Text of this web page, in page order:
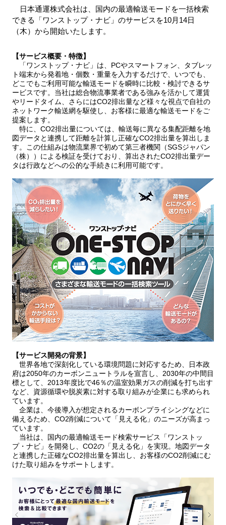
日本通運株式会社は、国内の最適輸送モードを一括検索
できる「ワンストップ・ナビ」のサービスを10月14日
（木）から開始いたします。
【サービス概要・特徴】
「ワンストップ・ナビ」は、PCやスマートフォン、タブレッ
ト端末から発着地・個数・重量を入力するだけで、いつでも、
どこでもご利用可能な輸送モードを瞬時に比較・検討できるサ
ービスです。当社は総合物流事業者である強みを活かして運賃
やリードタイム、さらにはCO2排出量など様々な視点で自社の
ネットワーク輸送網を駆使し、お客様に最適な輸送モードをご
提案します。
特に、CO2排出量については、輸送毎に異なる集配距離を地
図データと連携して距離を計算し正確なCO2排出量を算出しま
す。この仕組みは物流業界で初めて第三者機関（SGSジャパン
（株））による検証を受けており、算出されたCO2排出量デー
タは行政などへの公的な手続きに利用可能です。
【サービス開発の背景】
世界各地で深刻化している環境問題に対応するため、日本政
府は2050年のカーボンニュートラルを宣言し、2030年の中間目
標として、2013年度比で46％の温室効果ガスの削減を打ち出す
など、資源循環や脱炭素に対する取り組みが企業にも求められ
ています。
企業は、今後導入が想定されるカーボンプライシングなどに
備えるため、CO2削減について「見える化」のニーズが高まっ
ています。
当社は、国内の最適輸送モード検索サービス「ワンストッ
プ・ナビ」を開発し、CO2の「見える化」を実現。地図データ
と連携した正確なCO2排出量を算出し、お客様のCO2削減にむ
けた取り組みをサポートします。